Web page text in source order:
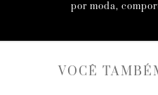
por moda,
VOCÊ